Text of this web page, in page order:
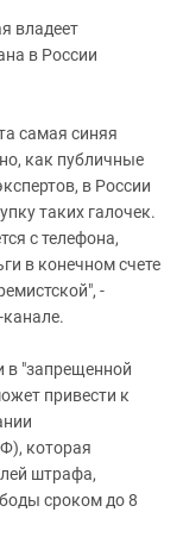
владеет
в России
самая синяя
как публичные
в России
таких галочек.
с телефона,
в конечном счете
-
в "запрещенной
привести к
которая
штрафа,
сроком до 8